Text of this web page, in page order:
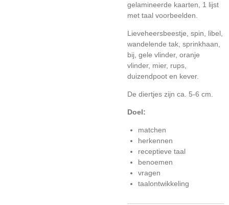
gelamineerde kaarten, 1 lijst
met taal voorbeelden.
Lieveheersbeestje, spin, libel,
wandelende tak, sprinkhaan,
bij, gele vlinder, oranje
vlinder, mier, rups,
duizendpoot en kever.
De diertjes zijn ca. 5-6 cm.
Doel:
matchen
herkennen
receptieve taal
benoemen
vragen
taalontwikkeling